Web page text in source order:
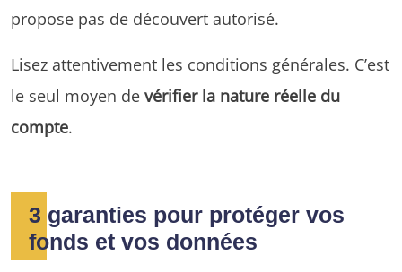
propose pas de découvert autorisé.
Lisez attentivement les conditions générales. C’est
le seul moyen de vérifier la nature réelle du
compte.
3 garanties pour protéger vos
fonds et vos données